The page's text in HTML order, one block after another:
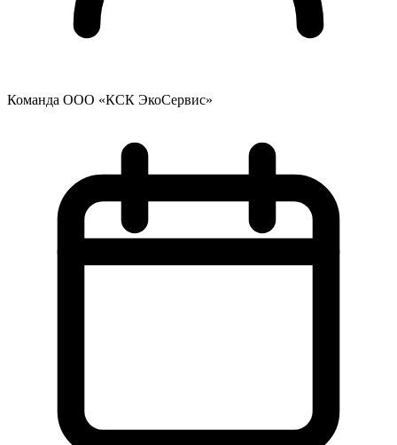
Команда ООО «КСК ЭкоСервис»